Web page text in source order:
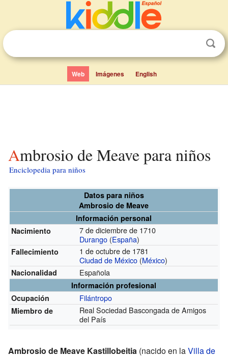
Web Imágenes English
Ambrosio de Meave para niños
Enciclopedia para niños
Datos para niños
Ambrosio de Meave
Información personal
Nacimiento
7 de diciembre de 1710
Durango (España)
Fallecimiento
1 de octubre de 1781
Ciudad de México (México)
Nacionalidad Española
Información profesional
Ocupación
Filántropo
Miembro de
Real Sociedad Bascongada de Amigos
del País
Ambrosio de Meave Kastillobeitia (nacido en laVilla de